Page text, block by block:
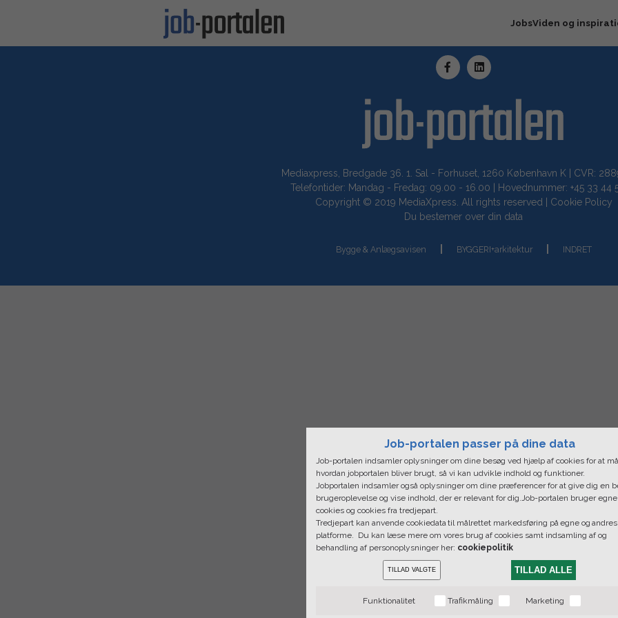
JobsViden og
Mediaxpress, Bredgade 36. 1. Sal - Forhuset, 1260 København K | CVR:
Telefontider: Mandag - Fredag: 09.00 - 16.00 | Hovednummer: +45 33 44
Copyright © 2019 MediaXpress. All rights reserved | Cookie Policy
Du bestemer over din data
Bygge & Anlægsavisen BYGGERI+arkitektur INDRET
Job-portalen passer på dine data
Job-portalen indsamler oplysninger om dine besøg ved hjælp af cookies for at
hvordan jobportalen bliver brugt, så vi kan udvikle indhold og funktioner.
Jobportalen indsamler også oplysninger om dine præferencer for at give dig en
brugeroplevelse og vise indhold, der er relevant for dig.Job-portalen bruger egne
cookies og cookies fra tredjepart.
Tredjepart kan anvende cookiedata til målrettet markedsføring på egne og andres
platforme. Du kan læse mere om vores brug af cookies samt indsamling af og
behandling af personoplysninger her: cookiepolitik
TILLAD VALGTE TILLAD ALLE
Funktionalitet Trafikmåling Marketing